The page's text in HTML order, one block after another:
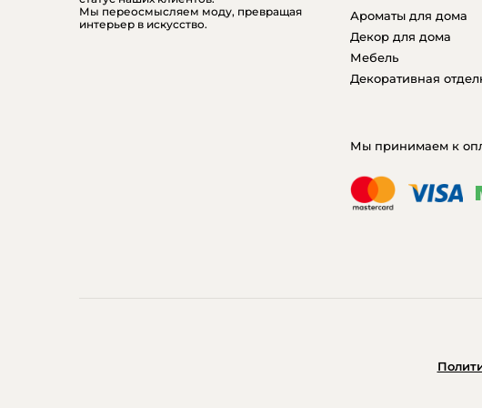
Мы переосмысляем моду, превращая
интерьер в искусство.
Ароматы для дома
Декор для дома
Мебель
Декоративная
Мы принимаем к